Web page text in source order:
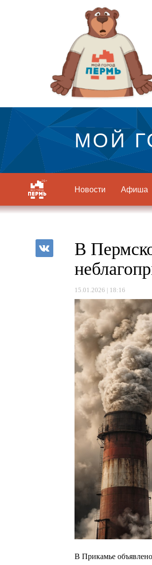
МОЙ
Новости Афиша
В
15.01.2026 | 18:16
В Прикамье